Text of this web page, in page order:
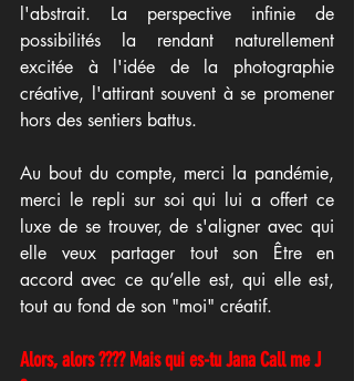
l'abstrait. La perspective infinie de
possibilités la rendant naturellement
excitée à l'idée de la photographie
créative, l'attirant souvent à se promener
hors des sentiers battus.
Au bout du compte, merci la pandémie,
merci le repli sur soi qui lui a offert ce
luxe de se trouver, de s'aligner avec qui
elle veux partager tout son Être en
accord avec ce qu’elle est, qui elle est,
tout au fond de son "moi" créatif.
Alors, alors ???? Mais qui es-tu Jana Call me J